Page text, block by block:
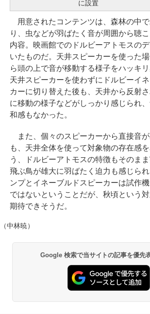
に設置
用意されたコンテンツは、森林の中
り、虫などが羽ばたく音が周囲から聴
内容。映画館でのドルビーアトモスの
いたものだ。天井スピーカーを使った
ら頭の上で音が移動する様子をハッキリ
天井スピーカーを使わずにドルビーイ
カーに切り替えた後も、天井から反射
に移動の様子などがしっかり感じられ
和感もなかった。
また、個々のスピーカーから直接音が
も、天井全体を使って対象物の存在感
う、ドルビーアトモスの特徴もそのま
飛ぶ鳥が雄大に羽ばたく迫力も感じら
ンプとイネーブルドスピーカーは試作
ではないということだが、秋頃という
期待できそうだ。
（中林暁）
Google 検索で当サイトの記事を優先